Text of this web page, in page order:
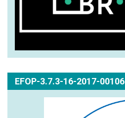
EFOP-3.7.3-16-2017-00106